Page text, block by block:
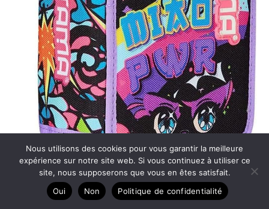
Test Mitama trousse scolaire 3 compartiments 47
Nous utilisons des cookies pour vous garantir la meilleure
expérience sur notre site web. Si vous continuez à utiliser ce
site, nous supposerons que vous en êtes satisfait.
Oui
Non Politique de confidentialité